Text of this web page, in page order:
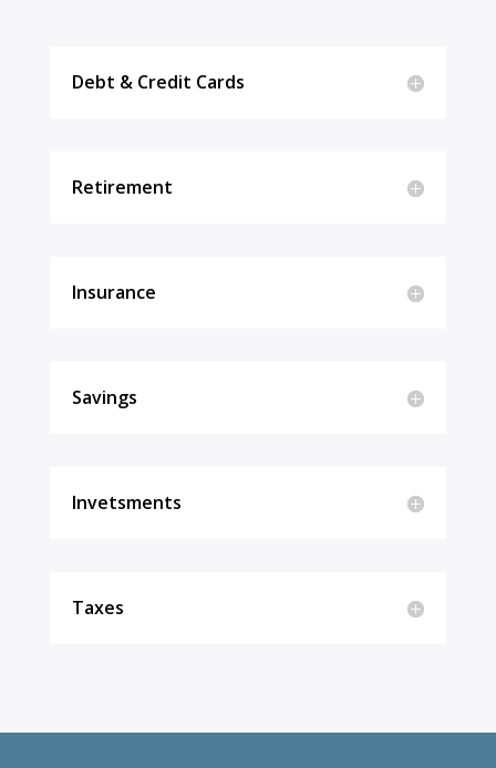
Debt & Credit Cards
Retirement
Insurance
Savings
Invetsments
Taxes